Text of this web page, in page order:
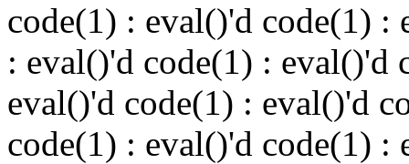
code(1) : eval()'d code(1) :
: eval()'d code(1) : eval()'d
eval()'d code(1) : eval()'d
code(1) : eval()'d code(1) :